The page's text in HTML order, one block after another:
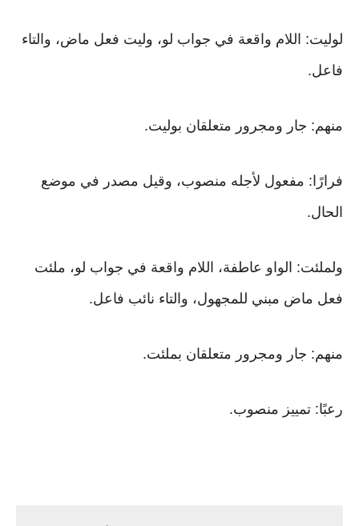
لوليت: اللام واقعة في جواب لو، وليت فعل ماض، والتاء
فاعل.
منهم: جار ومجرور متعلقان بوليت.
فرارًا: مفعول لأجله منصوب، وقيل مصدر في موضع
الحال.
ولملئت: الواو عاطفة، اللام واقعة في جواب لو، ملئت
فعل ماض مبني للمجهول، والتاء نائب فاعل.
منهم: جار ومجرور متعلقان بملئت.
رعبًا: تمييز منصوب.